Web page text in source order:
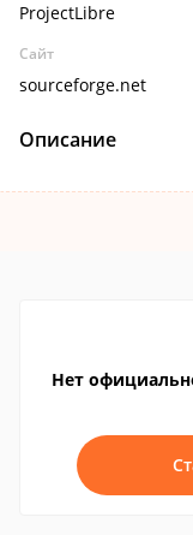
ProjectLibre
Сайт
sourceforge.net
Описание
Нет